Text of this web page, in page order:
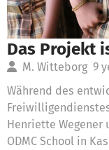
Das Projekt
M. Witteborg 9
Während des
Henriette Wegener
ODMC School in